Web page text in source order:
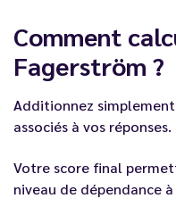
Comment
Fagerström ?
Additionnez
associés à vos réponses.
Votre score final
niveau de dépendance